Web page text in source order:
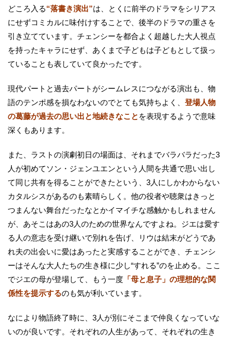
どころ入る“落書き演出”は、とくに前半のドラマをシリアス
にせずコミカルに味付けすることで、後半のドラマの重さを
引き立てています。チェンシーを都合よく超越した大人視点
を持ったキャラにせず、あくまで子どもは子どもとして扱っ
ていることも表していて良かったです。
現代パートと過去パートがシームレスにつながる演出も、物
語のテンポ感を損なわないのでとても気持ちよく、 登場人物
の葛藤が過去の思い出と地続きなこと を表現するようで意味
深くもあります。
また、ラストの演劇初日の場面は、それまでバラバラだった3
人が初めてソン・ジェンユエンという人間を共通で思い出し
て同じ共有を得ることができたという、3人にしかわからない
カタルシスがあるのも素晴らしく。他の役者や聴衆はきっと
つまんない舞台だったなとかイマイチな感触かもしれません
が、あそこはあの3人のための世界なんですよね。ジエは愛す
る人の意志を受け継いで別れを告げ、リウは結末がどうであ
れ夫の出会いに愛はあったと実感することができ、チェンシ
ーはそんな大人たちの生き様に少し“すれる”のを止める。ここ
でジエの母が登場して、もう一度 「母と息子」の理想的な関
係性を提示するのも気が利いています。
なにより物語終了時に、3人が別にそこまで仲良くなっていな
いのが良いです。それぞれの人生があって、それぞれの生き